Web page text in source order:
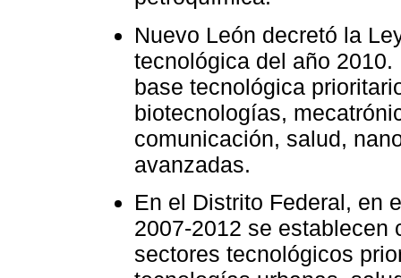
Nuevo León decretó la
tecnológica del año
base tecnológica
biotecnologías,
comunicación, salud,
avanzadas.
En el Distrito Federal, en
2007-2012 se establecen
sectores tecnológicos